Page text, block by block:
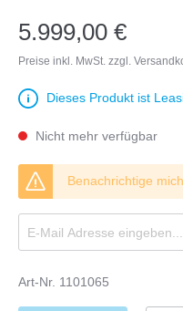
5.999,00 €
Preise inkl. MwSt. zzgl.
Dieses Produkt ist
Nicht mehr verfügbar
Benachrichtige
Art-Nr. 1101065